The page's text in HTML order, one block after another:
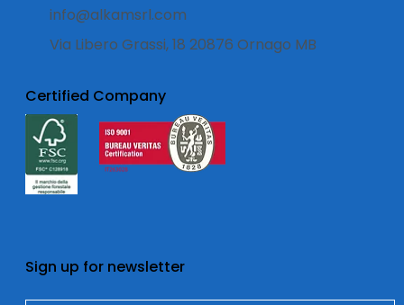
Sign up for newsletter
info@alkamsrl.com
Via Libero Grassi, 18 20876 Ornago MB
Certified Company